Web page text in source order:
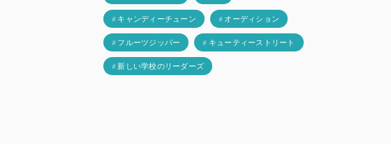
# キャンディーチューン # オーディション
# フルーツジッパー # キューティーストリート
# 新しい学校のリーダーズ